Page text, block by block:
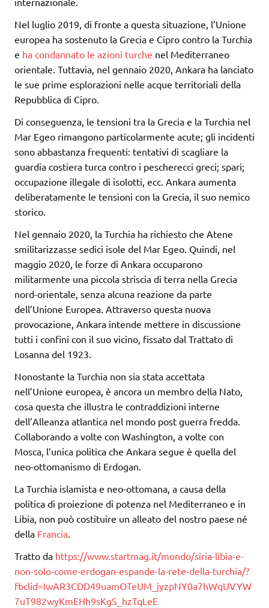
Nel luglio 2019, di fronte a questa situazione, l’Unione
europea ha sostenuto la Grecia e Cipro contro la Turchia
e ha condannato le azioni turche nel Mediterraneo
orientale. Tuttavia, nel gennaio 2020, Ankara ha lanciato
le sue prime esplorazioni nelle acque territoriali della
Repubblica di Cipro.
Di conseguenza, le tensioni tra la Grecia e la Turchia nel
Mar Egeo rimangono particolarmente acute; gli incidenti
sono abbastanza frequenti: tentativi di scagliare la
guardia costiera turca contro i pescherecci greci; spari;
occupazione illegale di isolotti, ecc. Ankara aumenta
deliberatamente le tensioni con la Grecia, il suo nemico
storico.
Nel gennaio 2020, la Turchia ha richiesto che Atene
smilitarizzasse sedici isole del Mar Egeo. Quindi, nel
maggio 2020, le forze di Ankara occuparono
militarmente una piccola striscia di terra nella Grecia
nord-orientale, senza alcuna reazione da parte
dell’Unione Europea. Attraverso questa nuova
provocazione, Ankara intende mettere in discussione
tutti i confini con il suo vicino, fissato dal Trattato di
Losanna del 1923.
Nonostante la Turchia non sia stata accettata
nell’Unione europea, è ancora un membro della Nato,
cosa questa che illustra le contraddizioni interne
dell’Alleanza atlantica nel mondo post guerra fredda.
Collaborando a volte con Washington, a volte con
Mosca, l’unica politica che Ankara segue è quella del
neo-ottomanismo di Erdogan.
La Turchia islamista e neo-ottomana, a causa della
politica di proiezione di potenza nel Mediterraneo e in
Libia, non può costituire un alleato del nostro paese né
della Francia.
Tratto da https://www.startmag.it/mondo/siria-libia-e-
non-solo-come-erdogan-espande-la-rete-della-turchia/?
fbclid=IwAR3CDD49uamOTeUM_jyzpNY0a7hWqUVYW
7uT982wyKmEHh9sKgS_hzTqLeE